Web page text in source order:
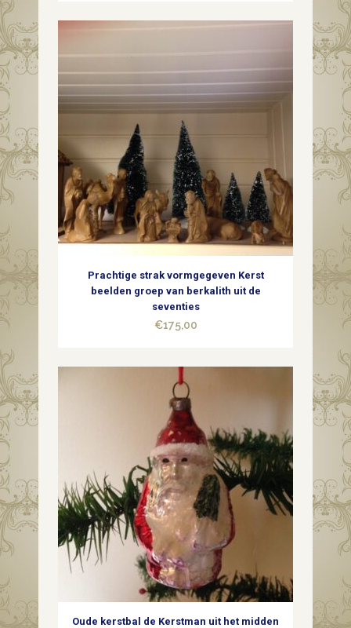
Prachtige strak vormgegeven Kerst
beelden groep van berkalith uit de
seventies
€175,00
Oude kerstbal de Kerstman uit het midden